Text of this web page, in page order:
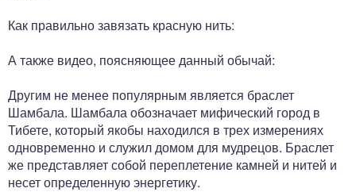
Как правильно завязать красную нить:
А также видео, поясняющее данный обычай:
Другим не менее популярным является браслет
Шамбала. Шамбала обозначает мифический город в
Тибете, который якобы находился в трех измерениях
одновременно и служил домом для мудрецов. Браслет
же представляет собой переплетение камней и нитей и
несет определенную энергетику.